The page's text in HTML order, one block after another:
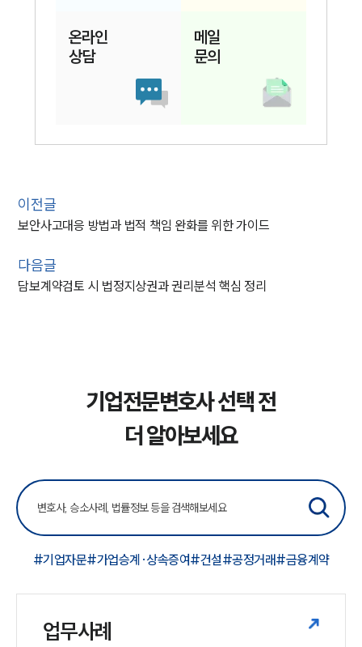
온라인
상담
메일
문의
이전글
보안사고대응 방법과 법적 책임 완화를 위한 가이드
다음글
담보계약검토 시 법정지상권과 권리분석 핵심 정리
기업전문변호사 선택 전
더 알아보세요
#기업자문#가업승계·상속증여#건설#공정거래#금융계약
업무사례